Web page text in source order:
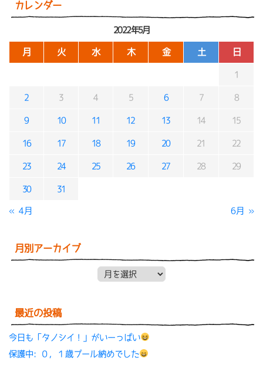
カレンダー
2022年5月
月 火 水 木 金 土 日
1
2 3 4 5 6 7 8
9 10 11 12 13 14 15
16 17 18 19 20 21 22
23 24 25 26 27 28 29
30 31
« 4月 6月 »
月別アーカイブ
最近の投稿
今日も「タノシイ！」がいーっぱい
保護中: ０，１歳プール納めでした